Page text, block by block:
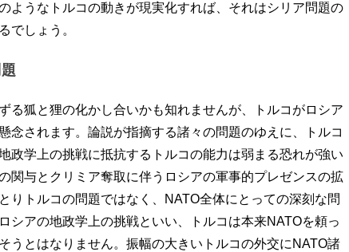
ようなトルコの動きが現実化すれば、それはシリア問題の
でしょう。
る狐と狸の化かし合いかも知れませんが、トルコがロシア
念されます。論説が指摘する諸々の問題のゆえに、トルコ
政学上の挑戦に抵抗するトルコの能力は弱まる恐れが強い
関与とクリミア奪取に伴うロシアの軍事的プレゼンスの拡
りトルコの問題ではなく、NATO全体にとっての深刻な問
シアの地政学上の挑戦といい、トルコは本来NATOを頼っ
うとはなりません。振幅の大きいトルコの外交にNATO諸